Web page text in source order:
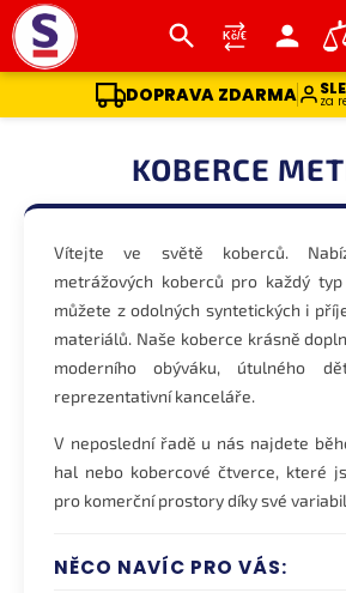
DOPRAVA ZDARMA za
KOBERCE
Vítejte ve světě koberců.
metrážových koberců pro každý
můžete z odolných syntetických i
materiálů. Naše koberce krásně
moderního obýváku, útulného
reprezentativní kanceláře.
V neposlední řadě u nás najdete
hal nebo kobercové čtverce, které
pro komerční prostory díky své
NĚCO NAVÍC PRO VÁS: